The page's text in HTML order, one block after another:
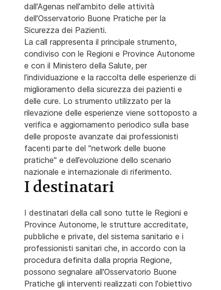
dall'Agenas nell'ambito delle attività
dell'Osservatorio Buone Pratiche per la
Sicurezza dei Pazienti.
La call rappresenta il principale strumento,
condiviso con le Regioni e Province Autonome
e con il Ministero della Salute, per
l’individuazione e la raccolta delle esperienze di
miglioramento della sicurezza dei pazienti e
delle cure. Lo strumento utilizzato per la
rilevazione delle esperienze viene sottoposto a
verifica e aggiornamento periodico sulla base
delle proposte avanzate dai professionisti
facenti parte del "network delle buone
pratiche" e dell’evoluzione dello scenario
nazionale e internazionale di riferimento.
I destinatari
I destinatari della call sono tutte le Regioni e
Province Autonome, le strutture accreditate,
pubbliche e private, del sistema sanitario e i
professionisti sanitari che, in accordo con la
procedura definita dalla propria Regione,
possono segnalare all'Osservatorio Buone
Pratiche gli interventi realizzati con l'obiettivo